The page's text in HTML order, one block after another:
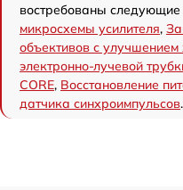
востребованы следующие
микросхемы усилителя,
объективов с улучшением
электронно-лучевой
CORE, Восстановление
датчика синхроимпульсов.